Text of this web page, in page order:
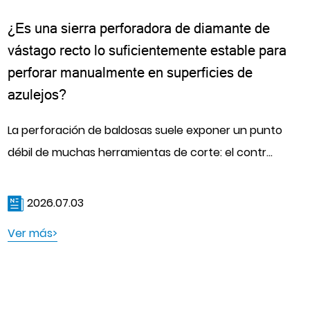
¿Es una sierra perforadora de diamante de
vástago recto lo suficientemente estable para
perforar manualmente en superficies de
azulejos?
La perforación de baldosas suele exponer un punto
débil de muchas herramientas de corte: el contr...
Ver más>
2026.07.03